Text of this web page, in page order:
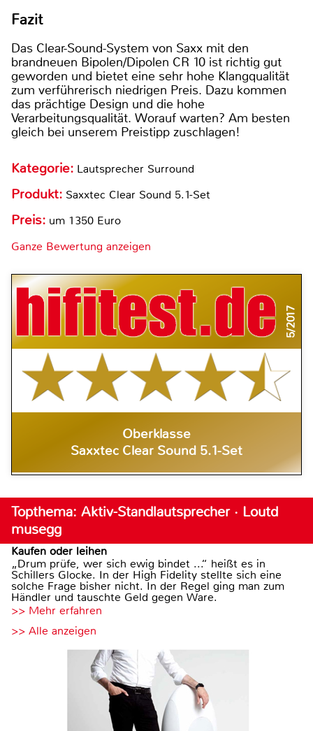
Fazit
Das Clear-Sound-System von Saxx mit den
brandneuen Bipolen/Dipolen CR 10 ist richtig gut
geworden und bietet eine sehr hohe Klangqualität
zum verführerisch niedrigen Preis. Dazu kommen
das prächtige Design und die hohe
Verarbeitungsqualität. Worauf warten? Am besten
gleich bei unserem Preistipp zuschlagen!
Kategorie: Lautsprecher Surround
Produkt: Saxxtec Clear Sound 5.1-Set
Preis: um 1350 Euro
Ganze Bewertung anzeigen
5/2017
Oberklasse
Saxxtec Clear Sound 5.1-Set
Topthema: Aktiv-Standlautsprecher · Loutd
musegg
Kaufen oder leihen
„Drum prüfe, wer sich ewig bindet ...“ heißt es in
Schillers Glocke. In der High Fidelity stellte sich eine
solche Frage bisher nicht. In der Regel ging man zum
Händler und tauschte Geld gegen Ware.
>> Mehr erfahren
>> Alle anzeigen